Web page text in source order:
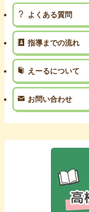
よくある質問
指導までの流れ
えーるについて
お問い合わせ